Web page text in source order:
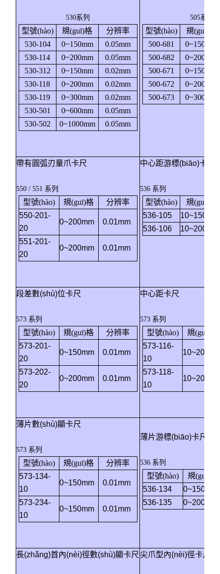
530系列
型號(hào) 規(guī)格
分辨率
530-104
0~150mm
0.05mm
530-114
0~200mm
0.05mm
530-312
0~150mm
0.02mm
530-118
0~200mm
0.02mm
530-119
0~300mm
0.02mm
530-501
0~600mm
0.05mm
530-502
0~1000mm 0.05mm
505系列
型號(hào)
規(guī)格
500-681
0~150mm
500-682
0~200mm
500-671
0~150mm
500-672
0~200mm
500-673
0~300mm
帶有圓弧刃量爪卡尺
550 / 551 系列
型號(hào) 規(guī)格
分辨率
550-201-
20
0~200mm 0.01mm
551-201-
20
0~200mm 0.01mm
中心距游標(biāo)卡尺
536 系列
型號(hào)
規(guī)格
536-105
10~150mm
536-106 10~200mm
段差數(shù)位卡尺
573 系列
型號(hào) 規(guī)格
分辨率
573-201-
20
0~150mm 0.01mm
573-202-
20
0~200mm 0.01mm
中心距卡尺
573 系列
型號(hào)
規(guī)格
573-116-
10
573-118-
10
薄片數(shù)顯卡尺
573 系列
型號(hào) 規(guī)格
分辨率
573-134-
10
0~150mm 0.01mm
573-234-
10
0~150mm 0.01mm
薄片游標(biāo)卡尺
536 系列
型號(hào)
規(guī)格
536-134
0~150mm
536-135
0~200mm
長(zhǎng)首內(nèi)徑數(shù)顯卡尺 尖爪型內(nèi)徑卡尺